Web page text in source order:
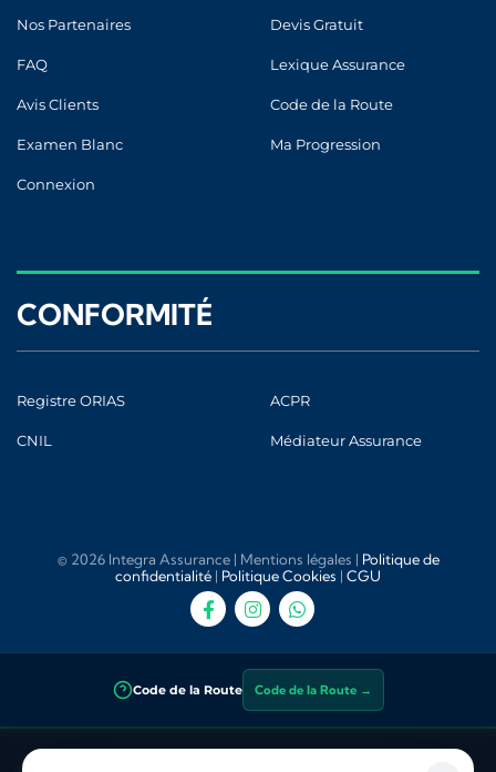
Nos Partenaires Devis Gratuit
FAQ Lexique Assurance
Avis Clients Code de la Route
Examen Blanc Ma Progression
Connexion
CONFORMITÉ
Registre ORIAS ACPR
CNIL Médiateur Assurance
© 2026 Integra Assurance | Mentions légales | Politique de
confidentialité | Politique Cookies | CGU
Code de la Route Code de la Route →
Integra Assurance — Courtier en assurance indépendant inscrit à